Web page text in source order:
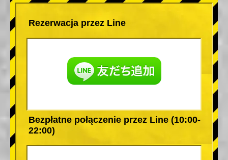
Rezerwacja przez Line
Bezpłatne połączenie przez Line (10:00-
22:00)